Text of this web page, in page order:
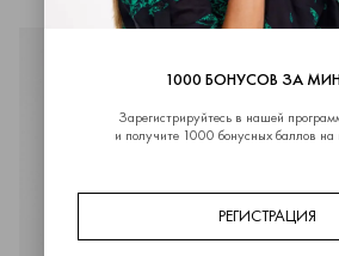
1000 БОНУСОВ ЗА
Зарегистрируйтесь в нашей
и получите 1000 бонусных баллов на
РЕГИСТРАЦИЯ